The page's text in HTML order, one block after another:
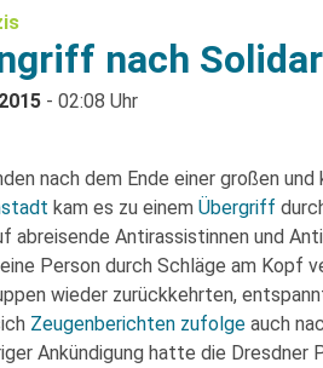
nach
- 02:08 Uhr
nach dem Ende einer großen
kam es zu einem Übergriff
abreisende Antirassistinnen und
Person durch Schläge am
wieder zurückkehrten,
Zeugenberichten zufolge auch
Ankündigung hatte die Dresdner